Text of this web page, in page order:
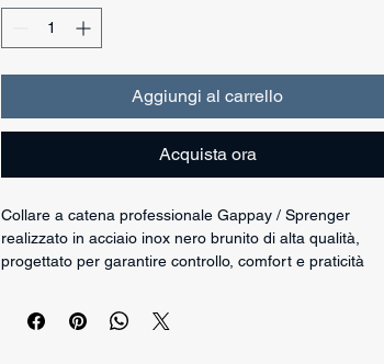
Aggiungi al carrello
Acquista ora
Collare a catena professionale Gappay / Sprenger
realizzato in acciaio inox nero brunito di alta qualità,
progettato per garantire controllo, comfort e praticità
limitatore di trazione, soluzione che facilita l’applicazione